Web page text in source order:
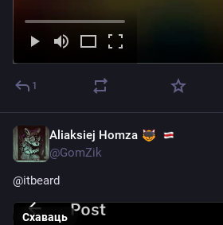
1
Aliaksiej Homza
@GomZik
@itbeard
Схаваць